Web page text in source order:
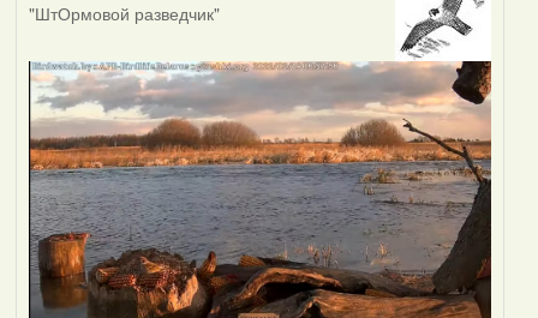
"ШтОрмовой разведчик"